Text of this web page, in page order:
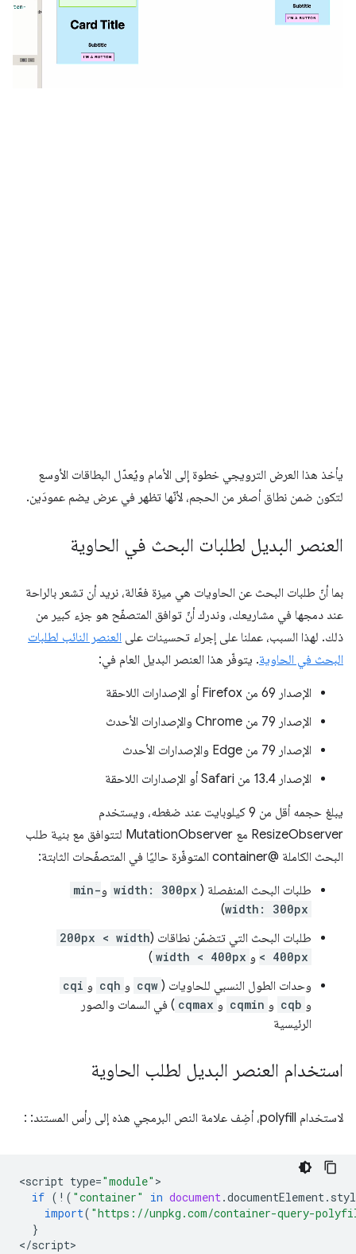
يأخذ هذا العرض الترويجي خطوة إلى الأمام ويُعدّل البطاقات الأوسع
لتكون ضمن نطاق أصغر من الحجم، لأنّها تظهر في عرض يضم عمودَين.
العنصر البديل لطلبات البحث في الحاوية
بما أنّ طلبات البحث عن الحاويات هي ميزة فعّالة، نريد أن تشعر بالراحة
عند دمجها في مشاريعك، وندرك أنّ توافق المتصفّح هو جزء كبير من
ذلك. لهذا السبب، عملنا على إجراء تحسينات على العنصر النائب لطلبات
البحث في الحاوية. يتوفّر هذا العنصر البديل العام في:
الإصدار 69 من Firefox أو الإصدارات اللاحقة
الإصدار 79 من Chrome والإصدارات الأحدث
الإصدار 79 من Edge والإصدارات الأحدث
الإصدار 13.4 من Safari أو الإصدارات اللاحقة
يبلغ حجمه أقل من 9 كيلوبايت عند ضغطه، ويستخدم
ResizeObserver مع MutationObserver لتتوافق مع بنية طلب
البحث الكاملة @container المتوفّرة حاليًا في المتصفّحات الثابتة:
طلبات البحث المنفصلة ( width: 300px وmin-
width: 300px
)
طلبات البحث التي تتضمّن نطاقات (200px < width
< 400px و width < 400px
)
وحدات الطول النسبي للحاويات ( cqw و cqh و cqi
و cqb و cqmin و cqmax ) في السمات والصور
الرئيسية
استخدام العنصر البديل لطلب الحاوية
لاستخدام polyfill، أضِف علامة النص البرمجي هذه إلى رأس المستند: :
<script type="module"
if ( ! ( "container" in document.documentElement.
import( "https://unpkg.com/container-query-
}
</script